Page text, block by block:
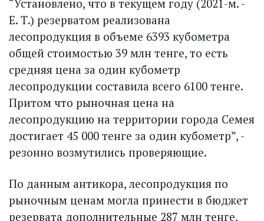
“Установлено, что в текущем году (2021-м. -
Е. Т.) резерватом реализована
лесопродукция в объеме 6393 кубометра
общей стоимостью 39 млн тенге, то есть
средняя цена за один кубометр
лесопродукции составила всего 6100 тенге.
Притом что рыночная цена на
лесопродукцию на территории города Семея
достигает 45 000 тенге за один кубометр”, -
резонно возмутились проверяющие.
По данным антикора, лесопродукция по
рыночным ценам мог­ла принести в бюджет
резервата дополнительные 287 млн тенге,